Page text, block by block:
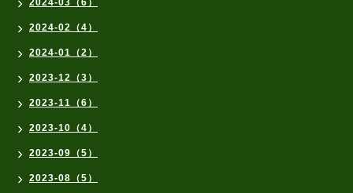
2024-03（6）
2024-02（4）
2024-01（2）
2023-12（3）
2023-11（6）
2023-10（4）
2023-09（5）
2023-08（5）